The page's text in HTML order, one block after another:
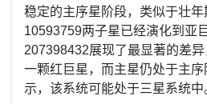
稳定的主序星阶段，类似于壮年
10593759两子星已经演化到亚
207398432展现了最显著的差
一颗红巨星，而主星仍处于主
示，该系统可能处于三星系统中